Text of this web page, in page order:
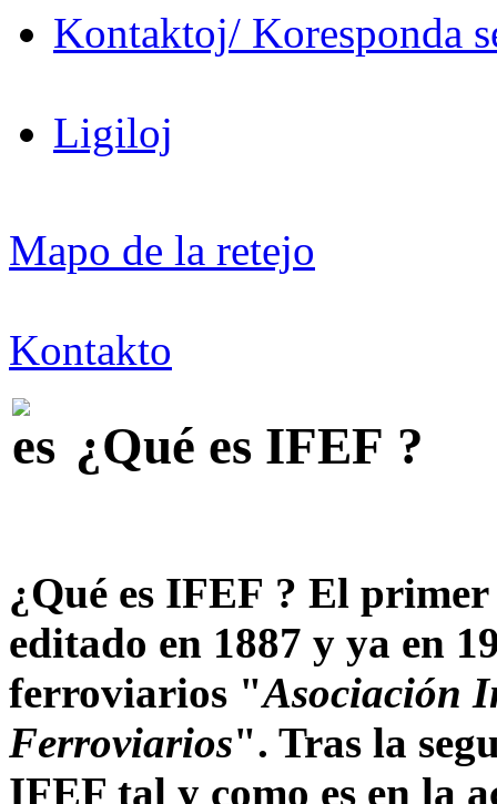
Kontaktoj/ Koresponda
Ligiloj
Mapo de la retejo
Kontakto
¿Qué es IFEF ?
¿Qué es IFEF ? El
editado en 1887 y ya en
ferroviarios "Asociación
Ferroviarios". Tras la
IFEF tal y como es en la